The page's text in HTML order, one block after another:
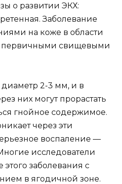
о развитии ЭКХ:
Заболевание
на коже в области
свищевыми
2-3 мм, и в
них могут прорастать
гнойное содержимое.
через эти
воспаление —
исследователи
заболевания с
в ягодичной зоне.